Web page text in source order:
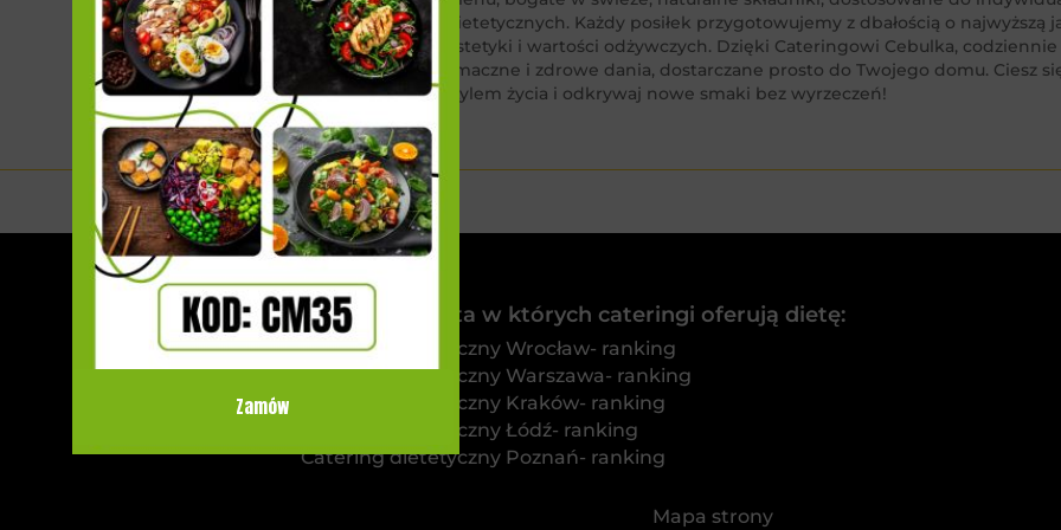
dietetycznych. Każdy posiłek przygotowujemy z dbałością o najwyższą
estetyki i wartości odżywczych. Dzięki Cateringowi Cebulka,
smaczne i zdrowe dania, dostarczane prosto do Twojego domu. Ciesz
stylem życia i odkrywaj nowe smaki bez wyrzeczeń!
Sprawdź miasta w których cateringi oferują dietę:
Catering dietetyczny Wrocław- ranking
Catering dietetyczny Warszawa- ranking
Catering dietetyczny Kraków- ranking
Catering dietetyczny Łódź- ranking
Catering dietetyczny Poznań- ranking
Mapa strony
Zamów